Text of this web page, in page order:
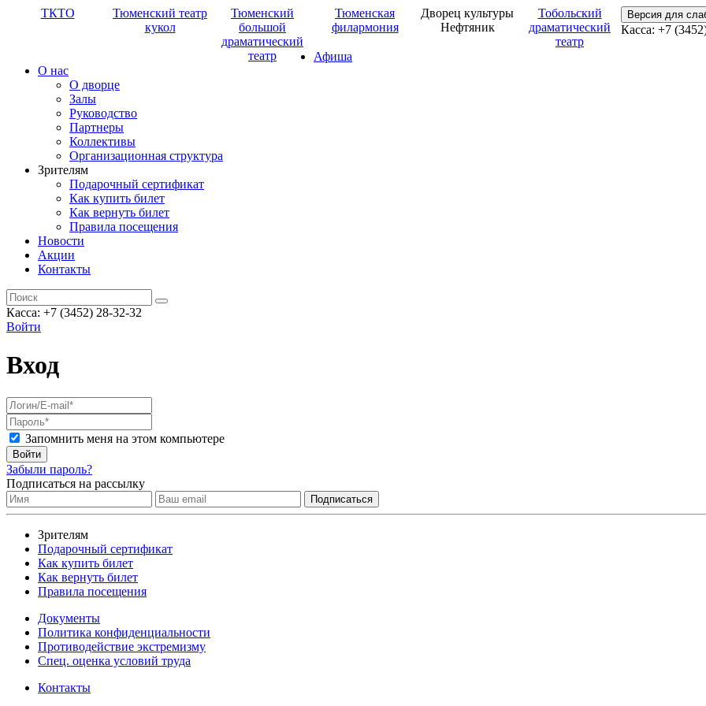
ТКТО
Тюменский театр
кукол
Тюменский
большой
драматический
театр
Тюменская
филармония
Дворец культуры
Нефтяник
Тобольский
драматический
театр
Версия для
Касса: +7
Афиша
О нас
О дворце
Залы
Руководство
Партнеры
Коллективы
Организационная структура
Зрителям
Подарочный сертификат
Как купить билет
Как вернуть билет
Правила посещения
Новости
Акции
Контакты
Касса: +7 (3452) 28-32-32
Войти
Вход
Запомнить меня на этом компьютере
Войти
Забыли пароль?
Подписаться на рассылку
Зрителям
Подарочный сертификат
Как купить билет
Как вернуть билет
Правила посещения
Документы
Политика конфиденциальности
Противодействие экстремизму
Спец. оценка условий труда
Контакты